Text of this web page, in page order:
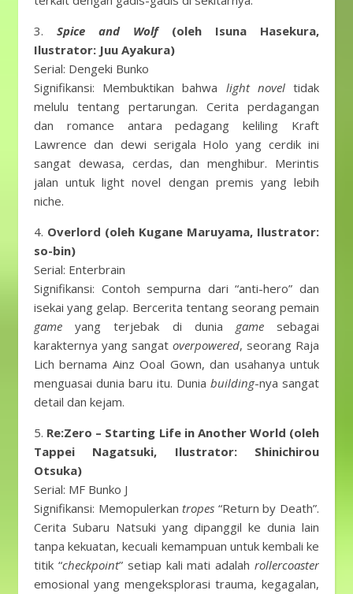
3. Spice and Wolf(oleh Isuna Hasekura,
Ilustrator: Juu Ayakura)
Serial: Dengeki Bunko
Signifikansi: Membuktikan bahwa light noveltidak
melulu tentang pertarungan. Cerita perdagangan
dan romance antara pedagang keliling Kraft
Lawrence dan dewi serigala Holo yang cerdik ini
sangat dewasa, cerdas, dan menghibur. Merintis
jalan untuk light novel dengan premis yang lebih
niche.
4. Overlord (oleh Kugane Maruyama, Ilustrator:
so-bin)
Serial: Enterbrain
Signifikansi: Contoh sempurna dari “anti-hero” dan
isekai yang gelap. Bercerita tentang seorang pemain
gameyang terjebak di dunia game sebagai
karakternya yang sangat overpowered, seorang Raja
Lich bernama Ainz Ooal Gown, dan usahanya untuk
menguasai dunia baru itu. Dunia building-nya sangat
detail dan kejam.
5. Re:Zero – Starting Life in Another World (oleh
Tappei Nagatsuki, Ilustrator: Shinichirou
Otsuka)
Serial: MF Bunko J
Signifikansi: Memopulerkantropes “Return by Death”.
Cerita Subaru Natsuki yang dipanggil ke dunia lain
tanpa kekuatan, kecuali kemampuan untuk kembali ke
titik “checkpoint” setiap kali mati adalahrollercoaster
emosional yang mengeksplorasi trauma, kegagalan,